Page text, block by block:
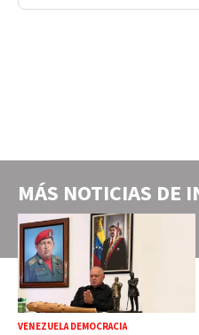
MÁS NOTICIAS DE
VENEZUELA DEMOCRACIA